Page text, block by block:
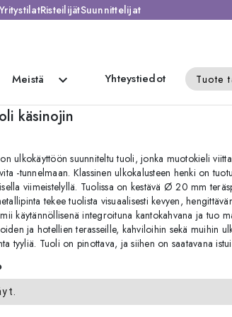
YritystilatRisteilijätSuunnittelijat
Meistä expand_more Yhteystiedot Tuote
käsinojin
ulkokäyttöön suunniteltu tuoli, jonka muotokieli
-tunnelmaan. Klassinen ulkokalusteen henki on
viimeistelyllä. Tuolissa on kestävä Ø 20 mm
tekee tuolista visuaalisesti kevyen,
käytännöllisenä integroituna kantokahvana ja tuo
ja hotellien terasseille, kahviloihin sekä muihin
tyyliä. Tuoli on pinottava, ja siihen on saatavana